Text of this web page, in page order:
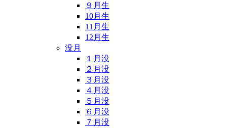
９月生
10月生
11月生
12月生
没月
１月没
２月没
３月没
４月没
５月没
６月没
７月没